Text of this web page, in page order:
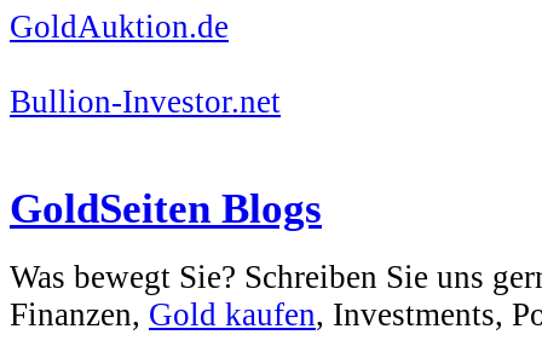
GoldAuktion.de
Bullion-Investor.net
GoldSeiten Blogs
Was bewegt Sie? Schreiben Sie uns
Finanzen, Gold kaufen, Investments,